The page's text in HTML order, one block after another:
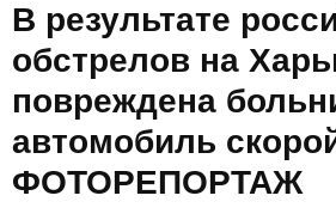
В результате
обстрелов на
повреждена
автомобиль
ФОТОРЕПОРТАЖ